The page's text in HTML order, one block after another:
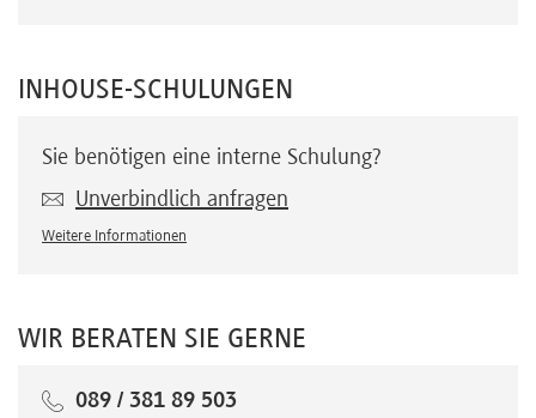
INHOUSE-SCHULUNGEN
Sie benötigen eine interne Schulung?
Unverbindlich anfragen
Weitere Informationen
WIR BERATEN SIE GERNE
089 / 381 89 503